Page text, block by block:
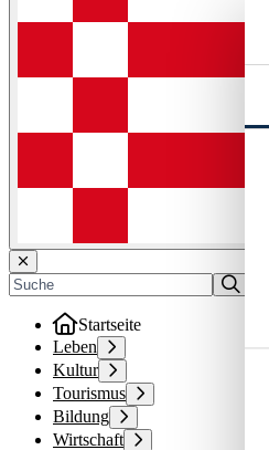
Startseite
Leben
Kultur
Tourismus
Bildung
Wirtschaft